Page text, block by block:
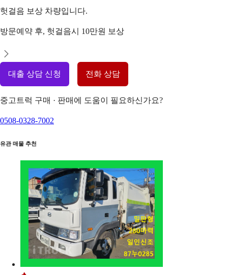
헛걸음 보상 차량입니다.
방문예약 후, 헛걸음시 10만원 보상
대출 상담 신청 전화 상담
중고트럭 구매 · 판매에 도움이 필요하신가요?
0508-0328-7002
유관 매물 추천